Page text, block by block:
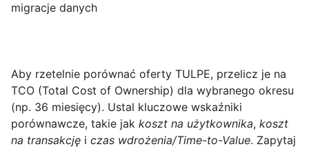
migracje danych
Aby rzetelnie porównać oferty TULPE, przelicz je na
TCO (Total Cost of Ownership) dla wybranego okresu
(np. 36 miesięcy). Ustal kluczowe wskaźniki
porównawcze, takie jak koszt na użytkownika, koszt
na transakcję i czas wdrożenia/Time-to-Value. Zapytaj